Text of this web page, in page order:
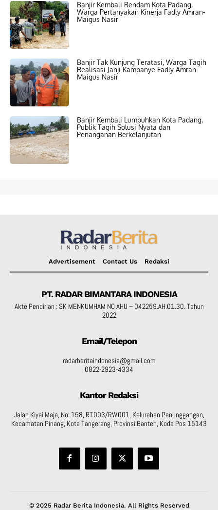
Banjir Kembali Rendam Kota Padang,
Warga Pertanyakan Kinerja Fadly Amran-
Maigus Nasir
Banjir Tak Kunjung Teratasi, Warga Tagih
Realisasi Janji Kampanye Fadly Amran-
Maigus Nasir
Banjir Kembali Lumpuhkan Kota Padang,
Publik Tagih Solusi Nyata dan
Penanganan Berkelanjutan
Advertisement Contact Us Redaksi
PT. RADAR BIMANTARA INDONESIA
Akte Pendirian : SK MENKUMHAM NO AHU – 042259.AH.01.30. Tahun
2022
Email/Telepon
radarberitaindonesia@gmail.com
0822-2923-4334
Kantor Redaksi
Jalan Kiyai Maja, No: 158, RT.003/RW.001, Kelurahan Panunggangan,
Kecamatan Pinang, Kota Tangerang, Provinsi Banten, Kode Pos 15143
© 2025 Radar Berita Indonesia. All Rights Reserved